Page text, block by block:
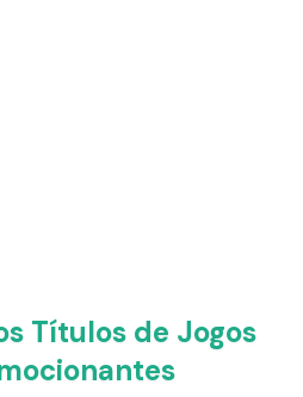
Títulos de Jogos